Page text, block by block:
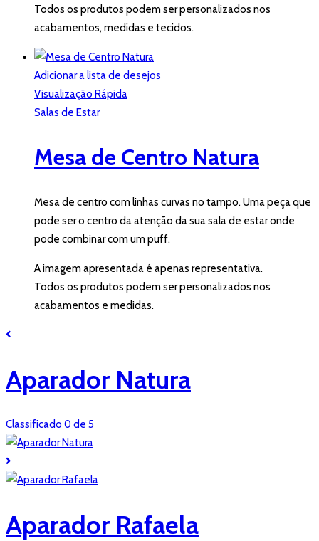
Todos os produtos podem ser personalizados nos
acabamentos, medidas e tecidos.
Adicionar a lista de desejos
Visualização Rápida
Salas de Estar
Mesa de Centro Natura
Mesa de centro com linhas curvas no tampo. Uma peça que
pode ser o centro da atenção da sua sala de estar onde
pode combinar com um puff.
A imagem apresentada é apenas representativa.
Todos os produtos podem ser personalizados nos
acabamentos e medidas.
Aparador Natura
Classificado 0 de 5
Aparador Rafaela